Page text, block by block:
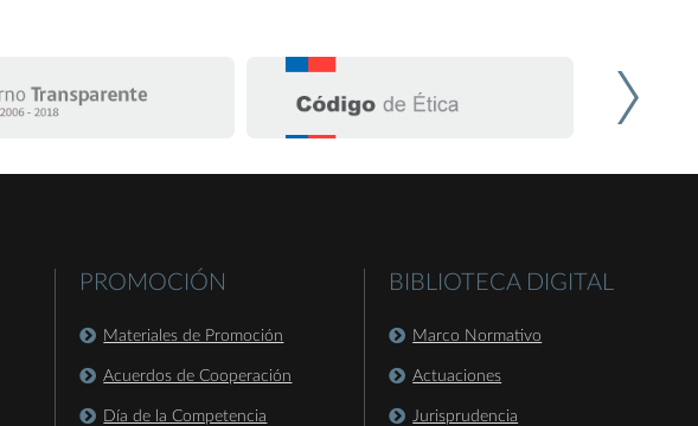
PROMOCIÓN
Materiales de Promoción
Acuerdos de Cooperación
Día de la Competencia
BIBLIOTECA DIGITAL
Marco Normativo
Actuaciones
Jurisprudencia